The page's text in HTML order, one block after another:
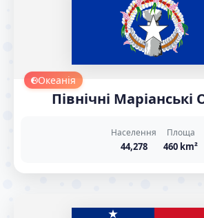
Океанія
Північні Маріанські
Населення
44,278
Площа
460 km²